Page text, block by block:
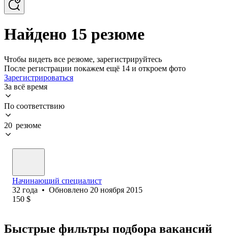
Найдено 15 резюме
Чтобы видеть все резюме, зарегистрируйтесь
После регистрации покажем ещё 14 и откроем фото
Зарегистрироваться
За всё время
По соответствию
20 резюме
Начинающий специалист
32 года • Обновлено 20 ноября 2015
150 $
Быстрые фильтры подбора вакансий